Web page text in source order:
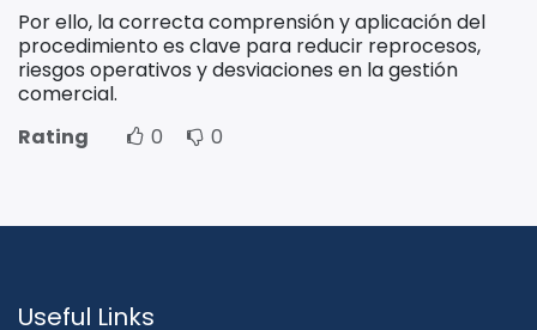
Por ello, la correcta comprensión y aplicación del
procedimiento es clave para reducir reprocesos,
riesgos operativos y desviaciones en la gestión
comercial.
Rating
0 0
Useful Links